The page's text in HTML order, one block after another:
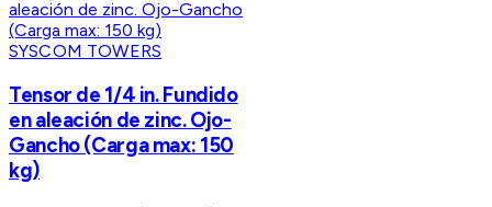
SYSCOM TOWERS
Tensor de 1/4 in. Fundido
en aleación de zinc. Ojo-
Gancho (Carga max: 150
kg)